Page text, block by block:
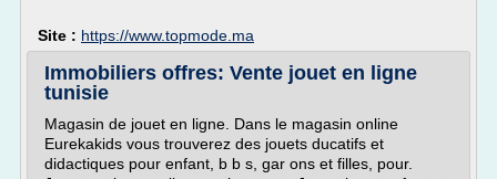
Site : https://www.topmode.ma
Immobiliers offres: Vente jouet en ligne
tunisie
Magasin de jouet en ligne. Dans le magasin online
Eurekakids vous trouverez des jouets ducatifs et
didactiques pour enfant, b b s, gar ons et filles, pour.